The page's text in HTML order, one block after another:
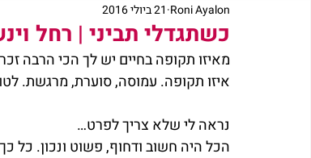
כשתגדלי תביני | רחל
Roni Ayalon 21 ביולי 2016
מאיזו תקופה בחיים יש לך הכי הרבה
איזו תקופה. עמוסה, סוערת, מרגשת.
נראה לי שלא צריך לפרט…
הכל היה חשוב ודחוף, פשוט ונכון. כל